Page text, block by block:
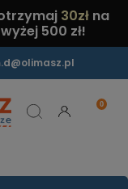
30złna
500 zł!